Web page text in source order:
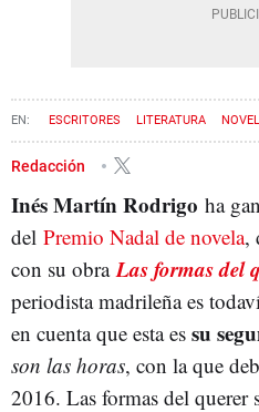
ESCRITORES LITERATURA
Redacción
Inés Martín Rodrigo ha
del Premio Nadal de novela,
con su obraLas formas del
periodista madrileña es
en cuenta que esta es su
son las horas, con la que
2016. Las formas del querer